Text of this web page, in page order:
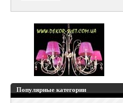
Популярные категории